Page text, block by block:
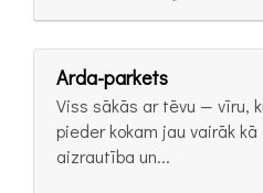
Arda-parkets
Viss sākās ar tēvu — vīru,
pieder kokam jau vairāk
aizrautība un...